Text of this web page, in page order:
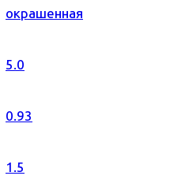
окрашенная
5.0
0.93
1.5